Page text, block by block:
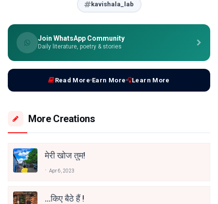
kavishala_lab
Join WhatsApp Community
Daily literature, poetry & stories
Read More Earn More Learn More
More Creations
मेरी खोज तुम!
Apr 6, 2023
...किए बैठे हैं !